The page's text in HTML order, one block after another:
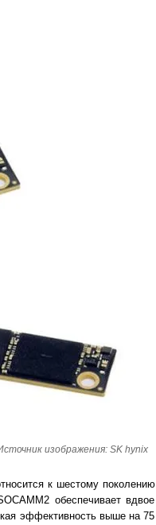
изображения: SK hynix
к шестому поколению
обеспечивает вдвое
эффективность выше на 75